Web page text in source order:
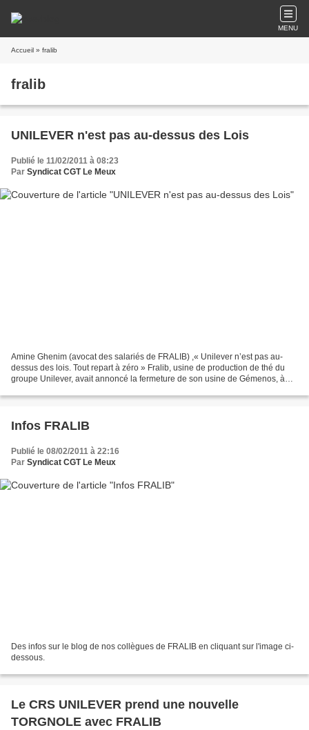
MENU
Accueil » fralib
fralib
UNILEVER n'est pas au-dessus des Lois
Publié le 11/02/2011 à 08:23
Par Syndicat CGT Le Meux
Amine Ghenim (avocat des salariés de FRALIB) ,« Unilever n’est pas au-
dessus des lois. Tout repart à zéro » Fralib, usine de production de thé du
groupe Unilever, avait annoncé la fermeture de son usine de Gémenos, à
Infos FRALIB
Publié le 08/02/2011 à 22:16
Par Syndicat CGT Le Meux
Des infos sur le blog de nos collègues de FRALIB en cliquant sur l'image ci-
dessous.
Le CRS UNILEVER prend une nouvelle
TORGNOLE avec FRALIB